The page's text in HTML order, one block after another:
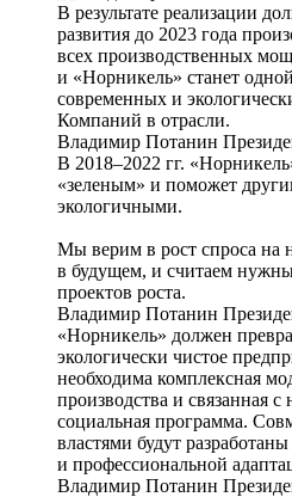
В результате реализации
развития до 2023 года
всех производственных
и «Норникель» станет
современных и
Компаний в отрасли.
Владимир Потанин
В 2018–2022 гг.
«зеленым» и поможет
экологичными.
Мы верим в рост спроса на
в будущем, и считаем
проектов роста.
Владимир Потанин
«Норникель» должен
экологически чистое
необходима комплексная
производства и связанная с
социальная программа.
властями будут
и профессиональной
Владимир Потанин